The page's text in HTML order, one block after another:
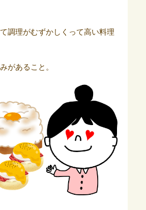
て調理がむずかしくって高い料理
があること。